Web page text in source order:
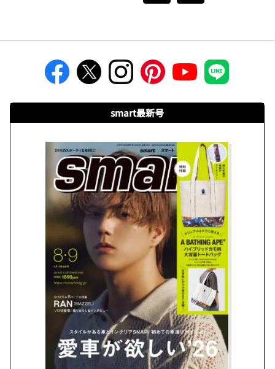
smart最新号